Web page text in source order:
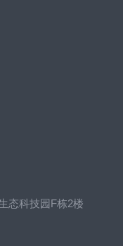
态科技园F栋2楼